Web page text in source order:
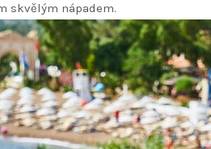
skvělým nápadem.